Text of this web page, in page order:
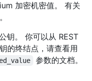
加密机密值。 有关
。
钥。 你可以从 REST
的终结点，请查看用
参数的文档。